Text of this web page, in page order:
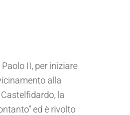
II, per iniziare
alla
la
ed è rivolto